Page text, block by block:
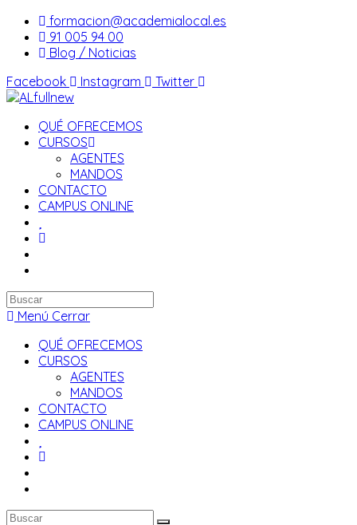
Saltar
contenido
formacion@academialocal.es
91 005 94 00
Blog / Noticias
Facebook
Instagram Twitter
QUÉ OFRECEMOS
CURSOS
AGENTES
MANDOS
CONTACTO
CAMPUS ONLINE
Buscar
en
web
Menú Cerrar
QUÉ OFRECEMOS
CURSOS
AGENTES
MANDOS
CONTACTO
CAMPUS ONLINE